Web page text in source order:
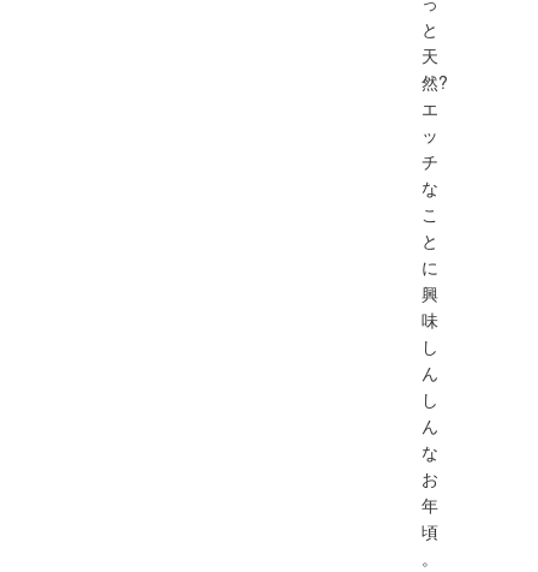
と
天
然?
エ
ッ
チ
な
こ
と
に
興
味
し
ん
し
ん
な
お
年
頃
。